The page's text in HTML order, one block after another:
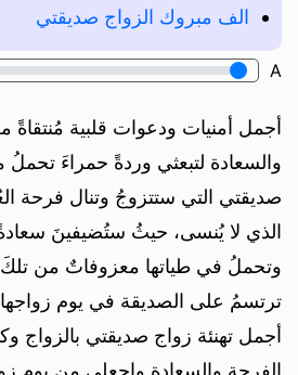
الف مبروك الزواج صديقتي
A
أجمل أمنيات ودعوات قلبية مُنتقاةً
والسعادة لتبعثي وردةً حمراءَ تحملُ
صديقتي التي ستتزوجُ وتنال فرحة
الذي لا يُنسى، حيثُ ستُضيفينَ سعادةً
وتحملُ في طياتها معزوفاتٌ من تلكَ
ترتسمُ على الصديقة في يوم زواجها،
أجمل تهنئة زواج صديقتي بالزواج
الفرحةِ والسعادة واجعلي من يوم